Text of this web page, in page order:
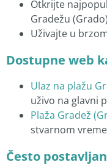
Otkrijte
Gradežu (Grado)
Uživajte u
Dostupne web
Ulaz na plažu
uživo na glavni
Plaža Gradež
stvarnom
Često